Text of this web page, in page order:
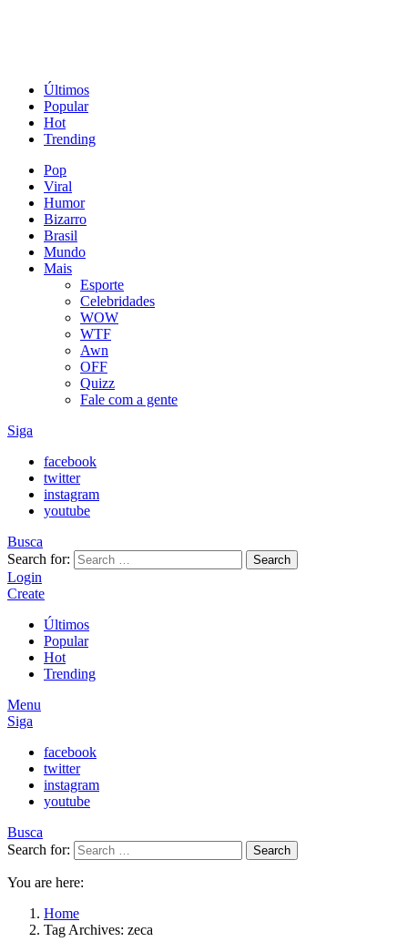
Últimos
Popular
Hot
Trending
Pop
Viral
Humor
Bizarro
Brasil
Mundo
Mais
Esporte
Celebridades
WOW
WTF
Awn
OFF
Quizz
Fale com a gente
Siga
facebook
twitter
instagram
youtube
Busca
Search for:
Search
Login
Create
Últimos
Popular
Hot
Trending
Menu
Siga
facebook
twitter
instagram
youtube
Busca
Search for:
Search
You are here:
Home
Tag Archives: zeca